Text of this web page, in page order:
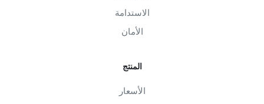
الاستدامة
الأمان
المنتج
الأسعار